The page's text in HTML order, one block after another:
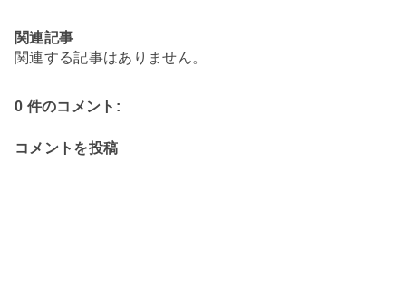
関連記事
関連する記事はありません。
0 件のコメント:
コメントを投稿